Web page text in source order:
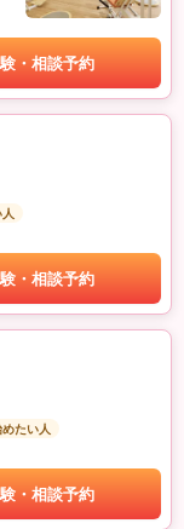
・相談予約
・相談予約
たい人
・相談予約